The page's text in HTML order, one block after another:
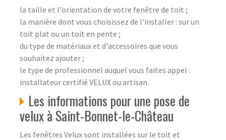
la taille et l'orientation de votre fenêtre de toit ;
la manière dont vous choisissez de l'installer : sur un
toit plat ou un toit en pente ;
du type de matériaux et d'accessoires que vous
souhaitez ajouter ;
le type de professionnel auquel vous faites appel :
installateur certifié VELUX ou artisan.
Les informations pour une pose de
velux à Saint-Bonnet-le-Château
Les fenêtres Velux sont installées sur le toit et